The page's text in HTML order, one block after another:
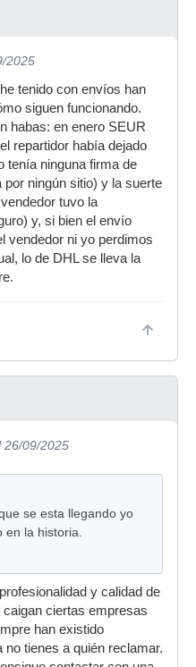
2025
tenido con envíos han
siguen funcionando.
habas: en enero SEUR
repartidor había dejado
tenía ninguna firma de
por ningún sitio) y la suerte
tuvo la
y, si bien el envío
vendedor ni yo perdimos
lo de DHL se lleva la
26/09/2025
se esta llegando yo
la historia.
y calidad de
ciertas empresas
han existido
tienes a quién reclamar.